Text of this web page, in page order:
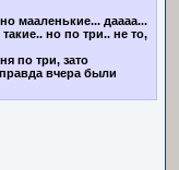
мааленькие... даааа...
но по три.. не то,
по три, зато
вчера были